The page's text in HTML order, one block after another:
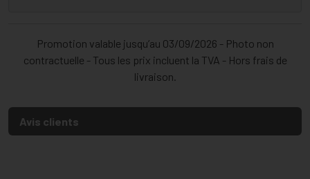
Promotion valable jusqu’au 03/09/2026 - Photo non
contractuelle - Tous les prix incluent la TVA - Hors frais de
livraison.
Avis clients